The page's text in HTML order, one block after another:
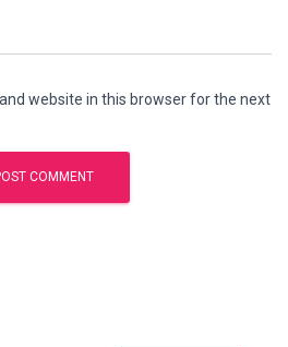
website in this browser for the next